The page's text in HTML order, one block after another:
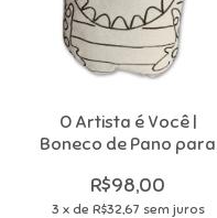
O Artista é Você |
Boneco de Pano para
Canetinhas
R$98,00
3 x de R$32,67 sem juros